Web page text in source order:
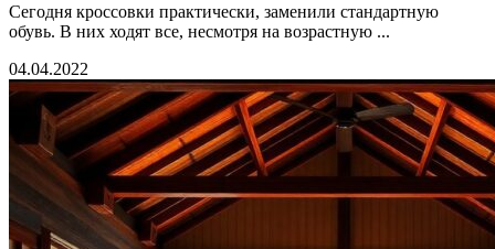
Сегодня кроссовки практически, заменили стандартную
обувь. В них ходят все, несмотря на возрастную ...
04.04.2022